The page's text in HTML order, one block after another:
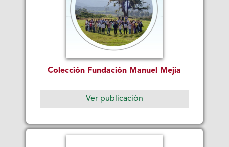
Colección Fundación Manuel Mejía
Ver publicación